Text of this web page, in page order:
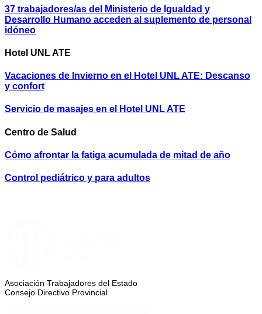
37 trabajadores/as del Ministerio de Igualdad y
Desarrollo Humano acceden al suplemento de personal
idóneo
Hotel UNL ATE
Vacaciones de Invierno en el Hotel UNL ATE: Descanso
y confort
Servicio de masajes en el Hotel UNL ATE
Centro de Salud
Cómo afrontar la fatiga acumulada de mitad de año
Control pediátrico y para adultos
Asociación Trabajadores del Estado
Consejo Directivo Provincial